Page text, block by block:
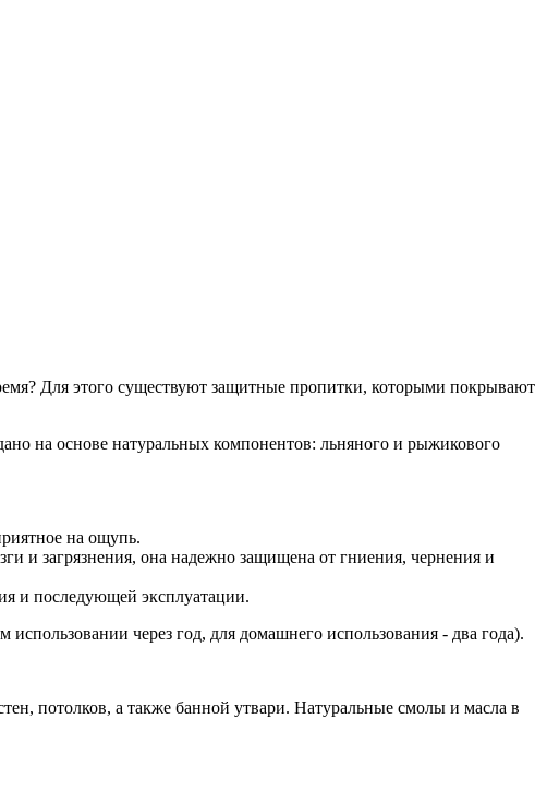
Для этого существуют защитные пропитки, которыми покрывают
на основе натуральных компонентов: льняного и рыжикового
на ощупь.
и загрязнения, она надежно защищена от гниения, чернения и
и последующей эксплуатации.
через год, для домашнего использования - два года).
потолков, а также банной утвари. Натуральные смолы и масла в